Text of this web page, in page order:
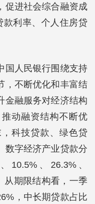
促进社会综合融资成
款利率、个人住房贷
国人民银行围绕支持
，不断优化和丰富结
金融服务对经济结构
动融资结构不断优
科技贷款、绿色贷
数字经济产业贷款分
10.5%、26.3%、
从期限结构看，一季
，中长期贷款占比